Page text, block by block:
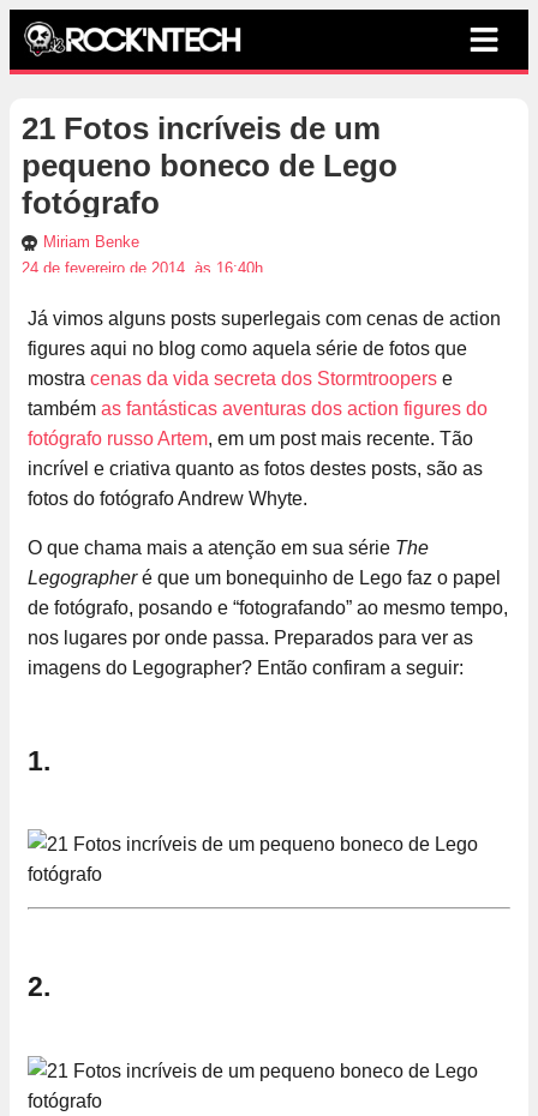
21 Fotos incríveis de um
pequeno boneco de Lego
fotógrafo
Miriam Benke
24 de fevereiro de 2014, às 16:40h
Já vimos alguns posts superlegais com cenas de action
figures aqui no blog como aquela série de fotos que
mostra cenas da vida secreta dos Stormtroopers e
também as fantásticas aventuras dos action figures do
fotógrafo russo Artem, em um post mais recente. Tão
incrível e criativa quanto as fotos destes posts, são as
fotos do fotógrafo Andrew Whyte.
O que chama mais a atenção em sua série The
Legographeré que um bonequinho de Lego faz o papel
de fotógrafo, posando e “fotografando” ao mesmo tempo,
nos lugares por onde passa. Preparados para ver as
imagens do Legographer? Então confiram a seguir:
1.
2.